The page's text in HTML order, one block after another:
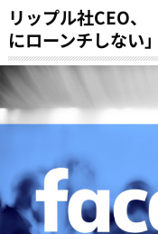
リップル社CEO、
にローンチしない」